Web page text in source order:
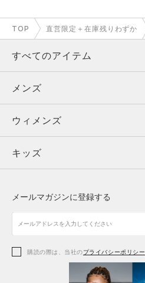
TOP 直営限定＋在庫残りわずか
すべてのアイテム
メンズ
ウィメンズ
キッズ
アクセサリー
メンズ
トップス
ボトムス
アクセサリー
ウィメンズ
トップス
シューズ
アクセサリー
キッズ
シューズ
メールマガジンに登録する
購読の際は、当社のプライバシーポリシー